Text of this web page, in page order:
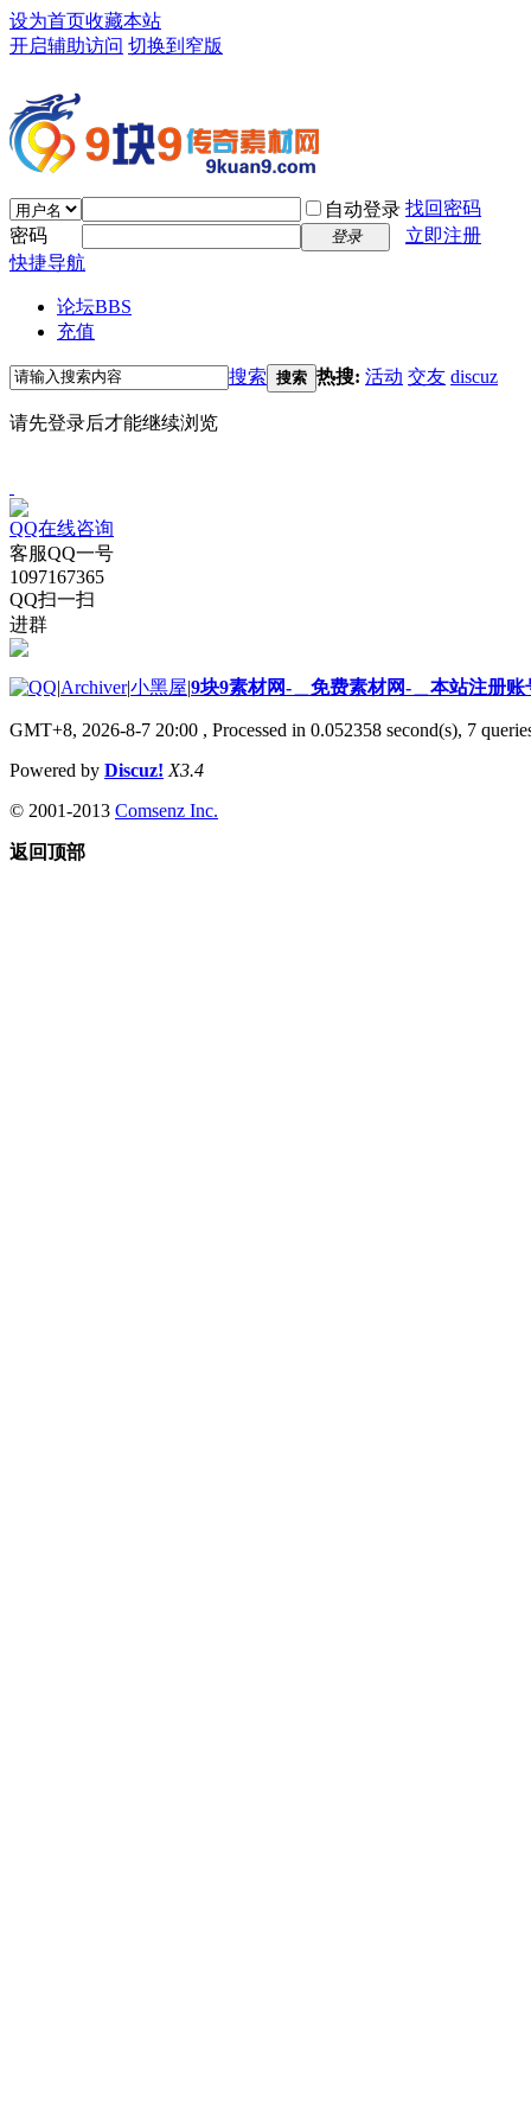
设为首页收藏本站
开启辅助访问 切换到窄版
自动登录 找回密码
密码
登录
立即注册
快捷导航
论坛BBS
充值
搜索 搜索 热搜: 活动 交友 discuz
请先登录后才能继续浏览
QQ在线咨询
客服QQ一号
1097167365
QQ扫一扫
进群
|Archiver|小黑屋|9块9素材网-＿免费素材网-＿本站注册账
GMT+8, 2026-8-7 20:00 , Processed in 0.052358 second(s), 7
Powered by Discuz! X3.4
© 2001-2013 Comsenz Inc.
返回顶部